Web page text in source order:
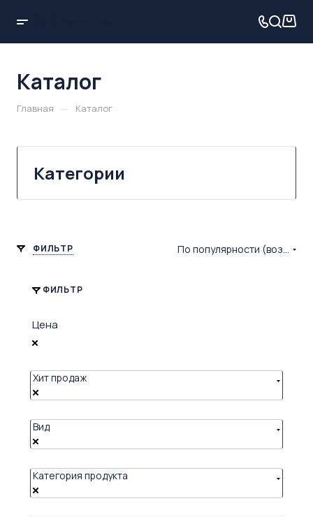
Каталог
Главная — Каталог
Категории
ФИЛЬТР По популярности (возрастание)
ФИЛЬТР
Цена
Хит продаж
Вид
Категория продукта